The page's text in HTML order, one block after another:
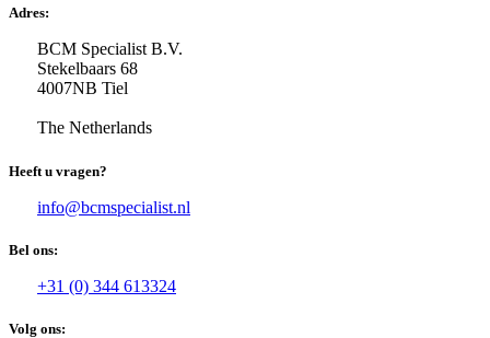
Adres:
BCM Specialist B.V.
Stekelbaars 68
4007NB Tiel
The Netherlands
Heeft u vragen?
info@bcmspecialist.nl
Bel ons:
+31 (0) 344 613324
Volg ons: